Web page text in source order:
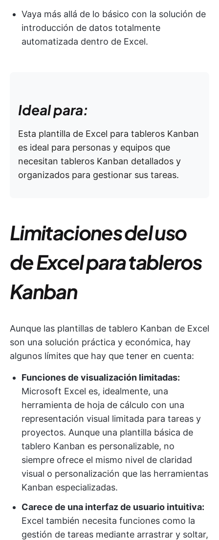
Vaya más allá de lo básico con la solución de
introducción de datos totalmente
automatizada dentro de Excel.
Ideal para:
Esta plantilla de Excel para tableros Kanban
es ideal para personas y equipos que
necesitan tableros Kanban detallados y
organizados para gestionar sus tareas.
Limitaciones del uso
de Excel para tableros
Kanban
Aunque las plantillas de tablero Kanban de Excel
son una solución práctica y económica, hay
algunos límites que hay que tener en cuenta:
Funciones de visualización limitadas:
Microsoft Excel es, idealmente, una
herramienta de hoja de cálculo con una
representación visual limitada para tareas y
proyectos. Aunque una plantilla básica de
tablero Kanban es personalizable, no
siempre ofrece el mismo nivel de claridad
visual o personalización que las herramientas
Kanban especializadas.
Carece de una interfaz de usuario intuitiva:
Excel también necesita funciones como la
gestión de tareas mediante arrastrar y soltar,